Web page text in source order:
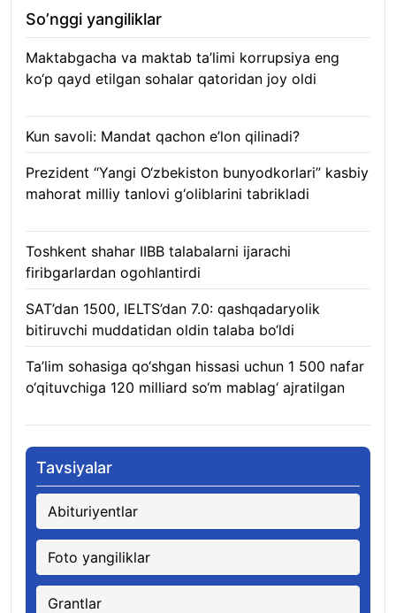
So’nggi yangiliklar
Maktabgacha va maktab ta’limi korrupsiya eng
ko‘p qayd etilgan sohalar qatoridan joy oldi
Kun savoli: Mandat qachon e’lon qilinadi?
Prezident “Yangi O‘zbekiston bunyodkorlari” kasbiy
mahorat milliy tanlovi g‘oliblarini tabrikladi
Toshkent shahar IIBB talabalarni ijarachi
firibgarlardan ogohlantirdi
SAT’dan 1500, IELTS’dan 7.0: qashqadaryolik
bitiruvchi muddatidan oldin talaba bo‘ldi
Ta’lim sohasiga qo‘shgan hissasi uchun 1 500 nafar
o‘qituvchiga 120 milliard so‘m mablag‘ ajratilgan
Tavsiyalar
Abituriyentlar
Foto yangiliklar
Grantlar